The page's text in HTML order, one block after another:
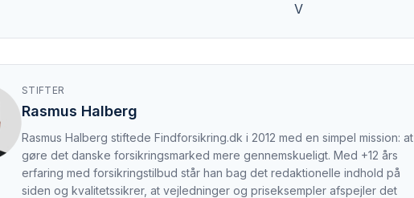
V
STIFTER
Rasmus Halberg
Rasmus Halberg stiftede Findforsikring.dk i 2012 med en simpel mission: at
gøre det danske forsikringsmarked mere gennemskueligt. Med +12 års
erfaring med forsikringstilbud står han bag det redaktionelle indhold på
siden og kvalitetssikrer, at vejledninger og priseksempler afspejler det